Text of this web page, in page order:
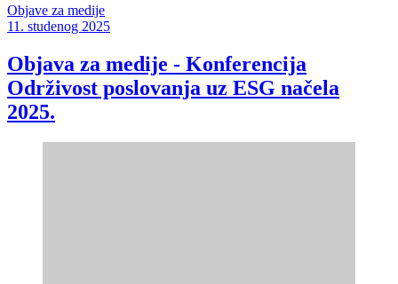
Objave za medije
11. studenog 2025
Objava za medije - Konferencija
Održivost poslovanja uz ESG načela
2025.